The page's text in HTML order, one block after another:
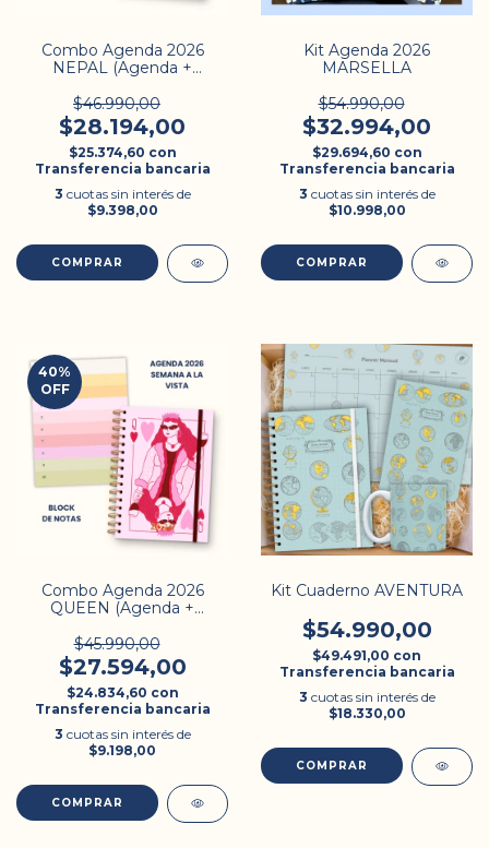
Combo Agenda 2026
NEPAL (Agenda +
$46.990,00
$28.194,00
$25.374,60 con
Transferencia bancaria
3 cuotas sin interés de
$9.398,00
COMPRAR
Kit Agenda 2026
MARSELLA
$54.990,00
$32.994,00
$29.694,60 con
Transferencia bancaria
3 cuotas sin interés de
$10.998,00
COMPRAR
40%
OFF
Combo Agenda 2026
QUEEN (Agenda +
$45.990,00
$27.594,00
$24.834,60 con
Transferencia bancaria
3 cuotas sin interés de
$9.198,00
COMPRAR
Kit Cuaderno AVENTURA
$54.990,00
$49.491,00 con
Transferencia bancaria
3 cuotas sin interés de
$18.330,00